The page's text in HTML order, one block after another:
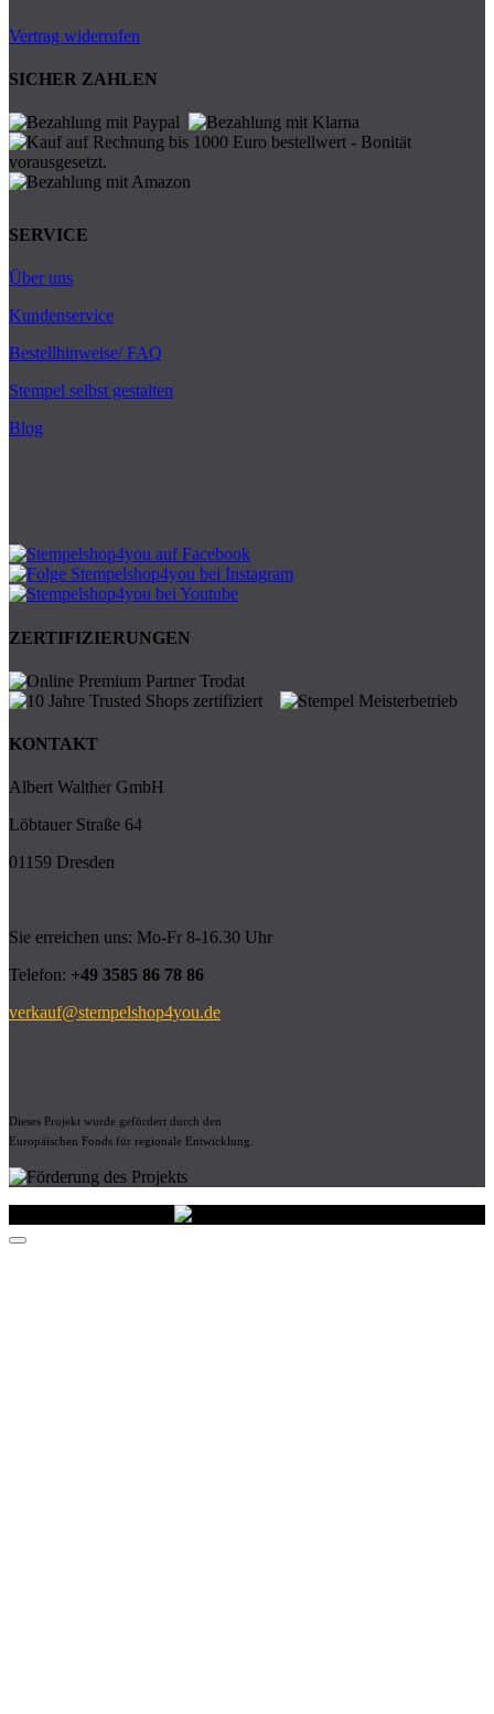
Vertrag widerrufen
SICHER ZAHLEN
SERVICE
Über uns
Kundenservice
Bestellhinweise/ FAQ
Stempel selbst gestalten
Blog
ZERTIFIZIERUNGEN
KONTAKT
Albert Walther GmbH
Löbtauer Straße 64
01159 Dresden
Sie erreichen uns: Mo-Fr 8-16.30 Uhr
Telefon: +49 3585 86 78 86
verkauf@stempelshop4you.de
Dieses Projekt wurde gefördert durch den
Europäischen Fonds für regionale Entwicklung.